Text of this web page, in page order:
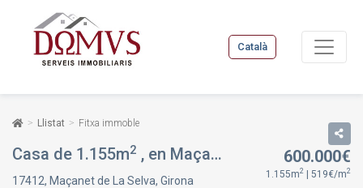
Català
Llistat Fitxa immoble
Casa de 1.155m2 , en Maçanet de La Selva, Girona
17412, Maçanet de La Selva, Girona
600.000€
1.155m2 | 519€/m2